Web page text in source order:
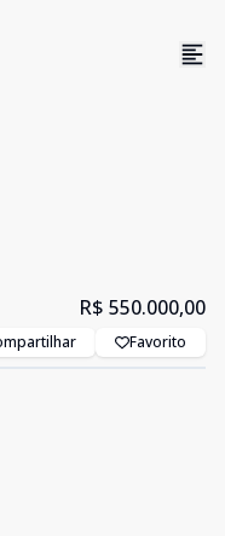
R$ 550.000,00
Favorito